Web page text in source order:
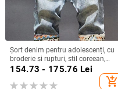
Șort denim pentru adolescenți, cu
broderie și rupturi, stil coreean,
croială slim, micro-elastic, vară
154.73 - 175.76 Lei
add_shopping_cart